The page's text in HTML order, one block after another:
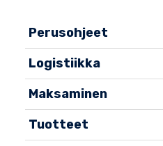
Perusohjeet
Logistiikka
Maksaminen
Tuotteet